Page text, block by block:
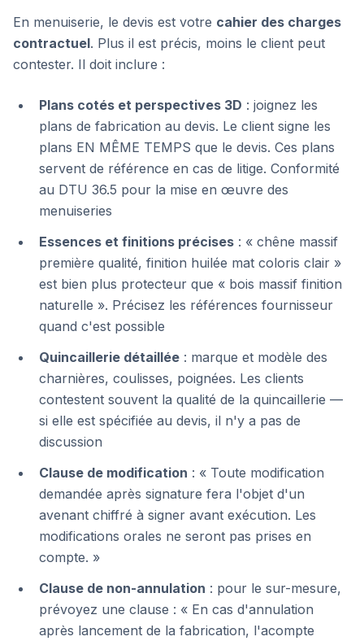
En menuiserie, le devis est votre cahier des charges
contractuel. Plus il est précis, moins le client peut
contester. Il doit inclure :
Plans cotés et perspectives 3D : joignez les
plans de fabrication au devis. Le client signe les
plans EN MÊME TEMPS que le devis. Ces plans
servent de référence en cas de litige. Conformité
au DTU 36.5 pour la mise en œuvre des
menuiseries
Essences et finitions précises : « chêne massif
première qualité, finition huilée mat coloris clair »
est bien plus protecteur que « bois massif finition
naturelle ». Précisez les références fournisseur
quand c'est possible
Quincaillerie détaillée : marque et modèle des
charnières, coulisses, poignées. Les clients
contestent souvent la qualité de la quincaillerie —
si elle est spécifiée au devis, il n'y a pas de
discussion
Clause de modification : « Toute modification
demandée après signature fera l'objet d'un
avenant chiffré à signer avant exécution. Les
modifications orales ne seront pas prises en
compte. »
Clause de non-annulation : pour le sur-mesure,
prévoyez une clause : « En cas d'annulation
après lancement de la fabrication, l'acompte